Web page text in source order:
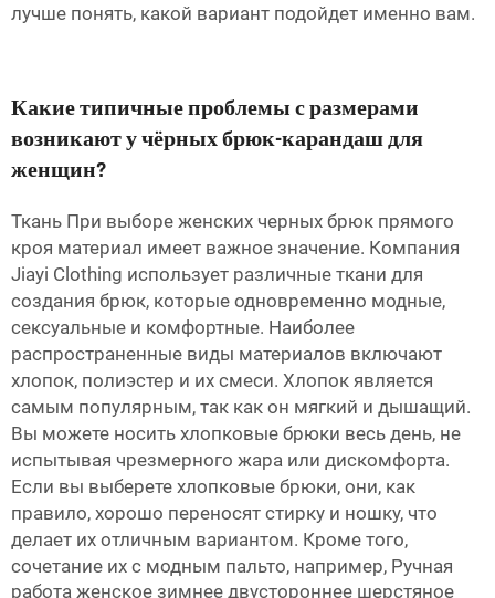
лучше понять, какой вариант подойдет именно вам.
Какие типичные проблемы с размерами
возникают у чёрных брюк-карандаш для
женщин?
Ткань При выборе женских черных брюк прямого
кроя материал имеет важное значение. Компания
Jiayi Clothing использует различные ткани для
создания брюк, которые одновременно модные,
сексуальные и комфортные. Наиболее
распространенные виды материалов включают
хлопок, полиэстер и их смеси. Хлопок является
самым популярным, так как он мягкий и дышащий.
Вы можете носить хлопковые брюки весь день, не
испытывая чрезмерного жара или дискомфорта.
Если вы выберете хлопковые брюки, они, как
правило, хорошо переносят стирку и ношку, что
делает их отличным вариантом. Кроме того,
сочетание их с модным пальто, например, Ручная
работа женское зимнее двустороннее шерстяное